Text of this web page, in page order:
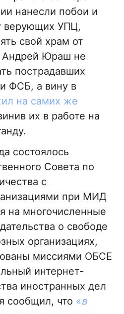
нанесли побои и
верующих УПЦ,
свой храм от
Андрей Юраш не
пострадавших
ФСБ, а вину в
на самих же
их в работе на
состоялось
Совета по
с
при МИД
на многочисленные
о свободе
организациях,
миссиями ОБСЕ
интернет-
иностранных дел
сообщил, что «в